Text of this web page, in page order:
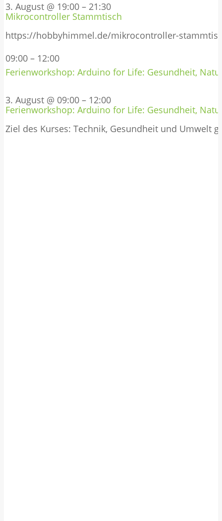
3. August @ 19:00 – 21:30
Mikrocontroller Stammtisch
https://hobbyhimmel.de/mikrocontroller-
09:00 – 12:00
Ferienworkshop: Arduino for Life: Gesundheit,
3. August @ 09:00 – 12:00
Ferienworkshop: Arduino for Life: Gesundheit,
Ziel des Kurses: Technik, Gesundheit und Umwelt